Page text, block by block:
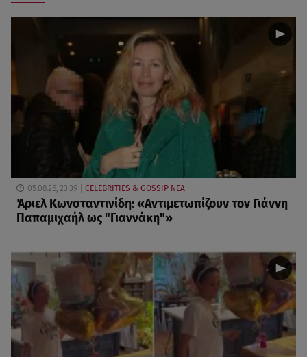
05.08.26, 23:39 CELEBRITIES & GOSSIP ΝΕΑ
Άριελ Κωνσταντινίδη: «Αντιμετωπίζουν τον Γιάννη
Παπαμιχαήλ ως "Γιαννάκη"»